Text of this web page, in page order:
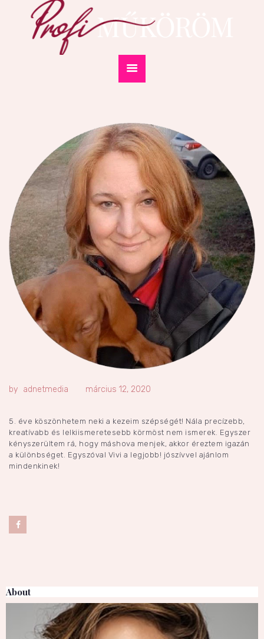
GALÉRIA
ÁRLISTA 2026
KAPCSOLAT
adnetmedia március 12, 2020
5. éve köszönhetem neki a kezeim szépségét! Nála precízebb,
kreatívabb és lelkiismeretesebb körmöst nem ismerek. Egyszer
kényszerültem rá, hogy máshova menjek, akkor éreztem igazán
a különbséget. Egyszóval Vivi a legjobb! jószívvel ajánlom
mindenkinek!
About